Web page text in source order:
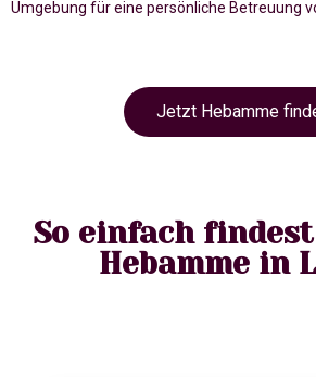
Umgebung für eine persönliche Betreuung
Jetzt Hebamme
So einfach
Hebamme in